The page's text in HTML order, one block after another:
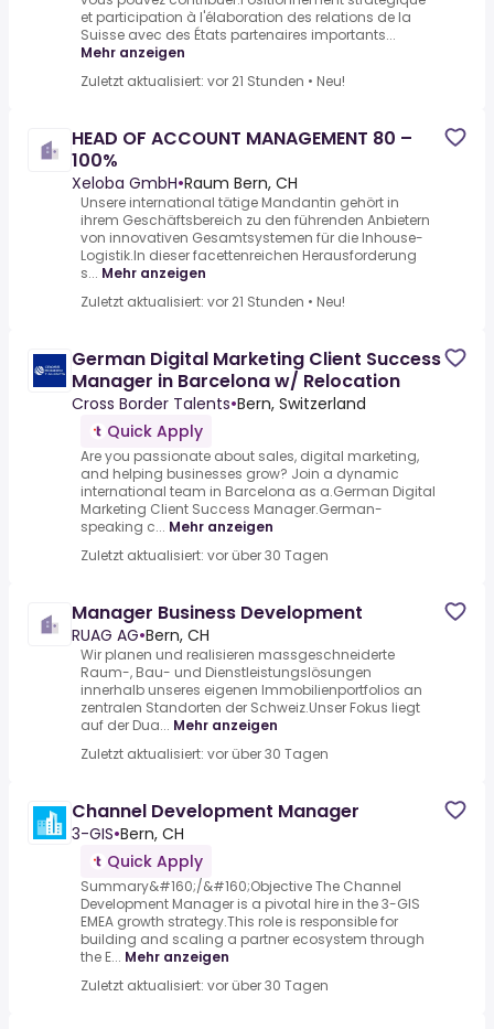
et participation à l'élaboration des relations de la
Suisse avec des États partenaires importants...
Mehr anzeigen
Zuletzt aktualisiert: vor 21 Stunden • Neu!
HEAD OF ACCOUNT MANAGEMENT 80 –
100%
Xeloba GmbH•Raum Bern, CH
Unsere international tätige Mandantin gehört in
ihrem Geschäftsbereich zu den führenden Anbietern
von innovativen Gesamtsystemen für die Inhouse-
Logistik.In dieser facettenreichen Herausforderung
s... Mehr anzeigen
Zuletzt aktualisiert: vor 21 Stunden • Neu!
German Digital Marketing Client Success
Manager in Barcelona w/ Relocation
Cross Border Talents•Bern, Switzerland
Quick Apply
Are you passionate about sales, digital marketing,
and helping businesses grow? Join a dynamic
international team in Barcelona as a.German Digital
Marketing Client Success Manager.German-
speaking c... Mehr anzeigen
Zuletzt aktualisiert: vor über 30 Tagen
Manager Business Development
RUAG AG•Bern, CH
Wir planen und realisieren massgeschneiderte
Raum-, Bau- und Dienstleistungslösungen
innerhalb unseres eigenen Immobilienportfolios an
zentralen Standorten der Schweiz.Unser Fokus liegt
auf der Dua... Mehr anzeigen
Zuletzt aktualisiert: vor über 30 Tagen
Channel Development Manager
3-GIS•Bern, CH
Quick Apply
Summary&#160;/&#160;Objective The Channel
Development Manager is a pivotal hire in the 3-GIS
EMEA growth strategy.This role is responsible for
building and scaling a partner ecosystem through
the E... Mehr anzeigen
Zuletzt aktualisiert: vor über 30 Tagen